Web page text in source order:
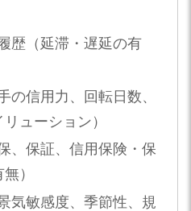
歴（延滞・遅延の有
の信用力、回転日数、
ューション）
、保証、信用保険・保
）
気敏感度、季節性、規